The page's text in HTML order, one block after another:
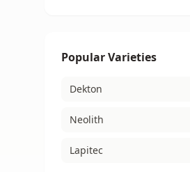
Popular Varieties
Dekton
Neolith
Lapitec